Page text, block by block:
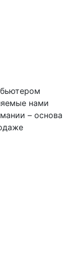
нами
– основа